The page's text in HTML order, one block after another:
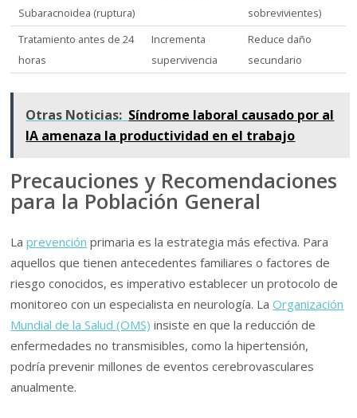
Subaracnoidea (ruptura)
sobrevivientes)
Tratamiento antes de 24
horas
Incrementa
supervivencia
Reduce daño
secundario
Otras Noticias: Síndrome laboral causado por al
IA amenaza la productividad en el trabajo
Precauciones y Recomendaciones
para la Población General
Laprevención primaria es la estrategia más efectiva. Para
aquellos que tienen antecedentes familiares o factores de
riesgo conocidos, es imperativo establecer un protocolo de
monitoreo con un especialista en neurología. LaOrganización
Mundial de la Salud (OMS) insiste en que la reducción de
enfermedades no transmisibles, como la hipertensión,
podría prevenir millones de eventos cerebrovasculares
anualmente.